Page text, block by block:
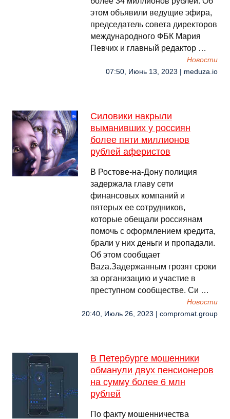
этом объявили ведущие эфира,
председатель совета директоров
международного ФБК Мария
Певчих и главный редактор …
Новости
07:50, Июнь 13, 2023 | meduza.io
Силовики накрыли
выманивших у россиян
более пяти миллионов
рублей аферистов
В Ростове-на-Дону полиция
задержала главу сети
финансовых компаний и
пятерых ее сотрудников,
которые обещали россиянам
помочь с оформлением кредита,
брали у них деньги и пропадали.
Об этом сообщает
Baza.Задержанным грозят сроки
за организацию и участие в
преступном сообществе. Си …
Новости
20:40, Июль 26, 2023 | compromat.group
В Петербурге мошенники
обманули двух пенсионеров
на сумму более 6 млн
рублей
По факту мошенничества